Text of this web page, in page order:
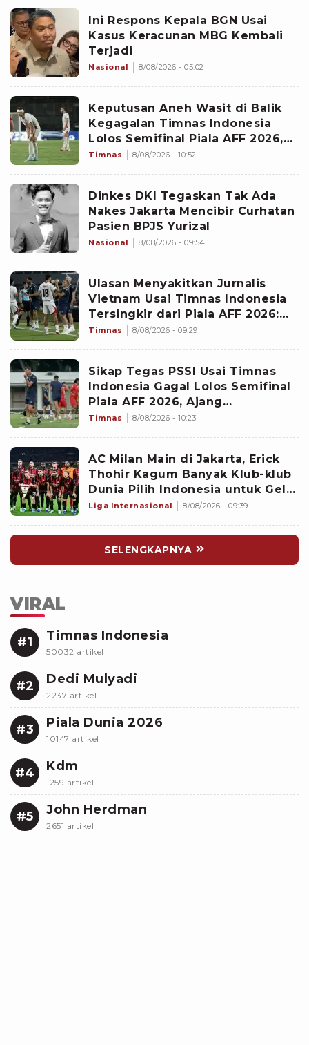
Ini Respons Kepala BGN Usai
Kasus Keracunan MBG Kembali
Terjadi
Nasional 8/08/2026 - 05:02
Keputusan Aneh Wasit di Balik
Kegagalan Timnas Indonesia
Lolos Semifinal Piala AFF 2026,
Untungkan Singapura dan
Timnas 8/08/2026 - 10:52
Dinkes DKI Tegaskan Tak Ada
Nakes Jakarta Mencibir Curhatan
Pasien BPJS Yurizal
Nasional 8/08/2026 - 09:54
Ulasan Menyakitkan Jurnalis
Vietnam Usai Timnas Indonesia
Tersingkir dari Piala AFF 2026:
Memalukan!
Timnas 8/08/2026 - 09:29
Sikap Tegas PSSI Usai Timnas
Indonesia Gagal Lolos Semifinal
Piala AFF 2026, Ajang
Selanjutnya Jadi Pembuktian
Timnas 8/08/2026 - 10:23
AC Milan Main di Jakarta, Erick
Thohir Kagum Banyak Klub-klub
Dunia Pilih Indonesia untuk Gelar
Pramusim: Dampaknya Positif
Liga Internasional 8/08/2026 - 09:39
SELENGKAPNYA
VIRAL
#1 Timnas Indonesia
50032 artikel
#2 Dedi Mulyadi
2237 artikel
#3 Piala Dunia 2026
10147 artikel
#4 Kdm
1259 artikel
#5 John Herdman
2651 artikel